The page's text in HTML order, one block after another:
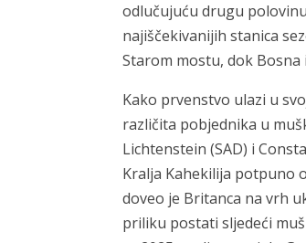
odlučujuću drugu
najiščekivanijih stanica
Starom mostu, dok
Kako prvenstvo ulazi u
različita pobjednika u
Lichtenstein (SAD) i
Kralja Kahekilija potpuno
doveo je Britanca na vrh
priliku postati sljedeći